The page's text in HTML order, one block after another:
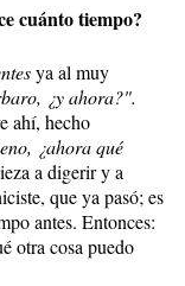
cuánto tiempo?
ya al muy
¿y ahora?".
ahí, hecho
¿ahora qué
a digerir y a
que ya pasó; es
antes. Entonces:
otra cosa puedo